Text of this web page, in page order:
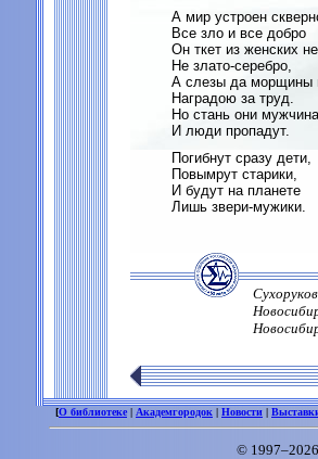
А мир устроен
Все зло и все добро
Он ткет из женских
Не злато-серебро,
А слезы да морщины
Наградою за труд.
Но стань они
И люди пропадут.
Погибнут сразу дети,
Повымрут старики,
И будут на планете
Лишь звери-мужики.
[О библиотеке | Академгородок | Новости |
©